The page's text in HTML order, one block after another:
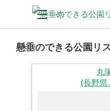
懸垂のできる公園リ
丸
(長野県